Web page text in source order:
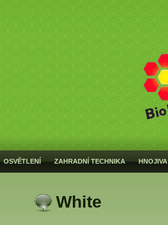
OSVĚTLENÍ ZAHRADNÍ TECHNIKA HNOJIVA
White